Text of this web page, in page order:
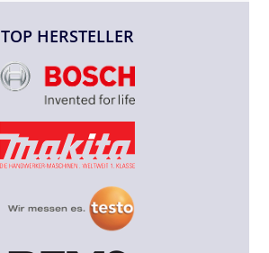
TOP HERSTELLER